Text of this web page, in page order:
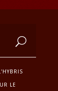
LE